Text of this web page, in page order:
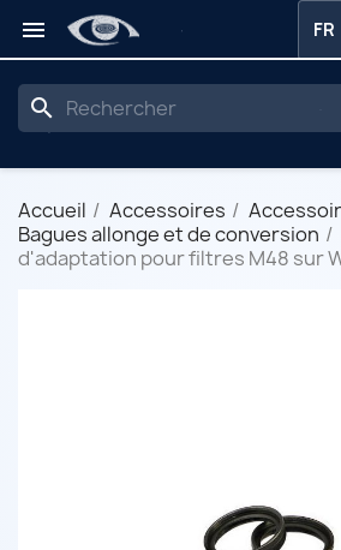
 FR
search
Accueil Accessoires
Bagues allonge et de conversion
d'adaptation pour filtres M48 sur